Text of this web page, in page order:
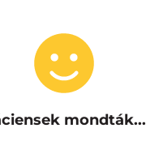
mondták...